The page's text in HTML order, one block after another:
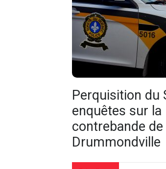
Perquisition du
enquêtes sur la
contrebande de
Drummondville